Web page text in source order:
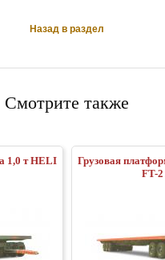
Назад в раздел
Смотрите также
1,0 т HELI
Грузовая
FT-2